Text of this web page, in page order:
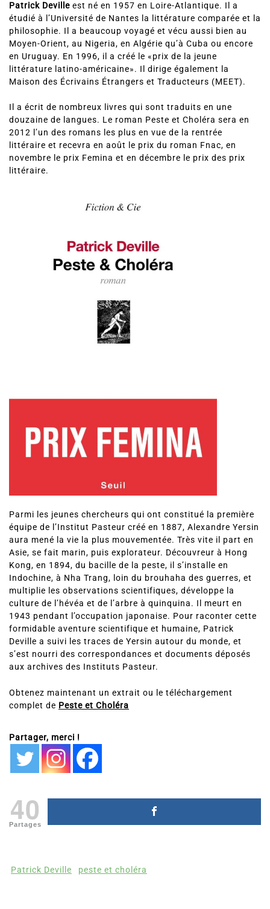
Patrick Deville est né en 1957 en Loire-Atlantique. Il a
étudié à l’Université de Nantes la littérature comparée et la
philosophie. Il a beaucoup voyagé et vécu aussi bien au
Moyen-Orient, au Nigeria, en Algérie qu’à Cuba ou encore
en Uruguay. En 1996, il a créé le «prix de la jeune
littérature latino-américaine». Il dirige également la
Maison des Écrivains Étrangers et Traducteurs (MEET).
Il a écrit de nombreux livres qui sont traduits en une
douzaine de langues. Le roman Peste et Choléra sera en
2012 l’un des romans les plus en vue de la rentrée
littéraire et recevra en août le prix du roman Fnac, en
novembre le prix Femina et en décembre le prix des prix
littéraire.
Parmi les jeunes chercheurs qui ont constitué la première
équipe de l’Institut Pasteur créé en 1887, Alexandre Yersin
aura mené la vie la plus mouvementée. Très vite il part en
Asie, se fait marin, puis explorateur. Découvreur à Hong
Kong, en 1894, du bacille de la peste, il s’installe en
Indochine, à Nha Trang, loin du brouhaha des guerres, et
multiplie les observations scientifiques, développe la
culture de l’hévéa et de l’arbre à quinquina. Il meurt en
1943 pendant l’occupation japonaise. Pour raconter cette
formidable aventure scientifique et humaine, Patrick
Deville a suivi les traces de Yersin autour du monde, et
s’est nourri des correspondances et documents déposés
aux archives des Instituts Pasteur.
Obtenez maintenant un extrait ou le téléchargement
complet de Peste et Choléra
Partager, merci !
40
Partages
Patrick Deville peste et choléra